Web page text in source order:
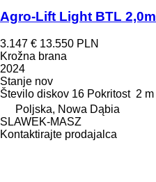
Agro-Lift Light BTL 2,0m
3.147 € 13.550 PLN
Krožna brana
2024
Stanje nov
Število diskov 16 Pokritost 2 m
Poljska, Nowa Dąbia
SLAWEK-MASZ
Kontaktirajte prodajalca